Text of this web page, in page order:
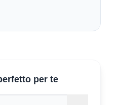
per te